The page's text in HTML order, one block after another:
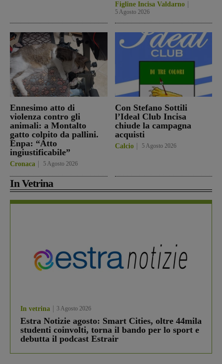
Figline Incisa Valdarno
5 Agosto 2026
Ennesimo atto di
violenza contro gli
animali: a Montalto
gatto colpito da pallini.
Enpa: “Atto
ingiustificabile”
Cronaca 5 Agosto 2026
Con Stefano Sottili
l’Ideal Club Incisa
chiude la campagna
acquisti
Calcio 5 Agosto 2026
In Vetrina
In vetrina 3 Agosto 2026
Estra Notizie agosto: Smart Cities, oltre 44mila
studenti coinvolti, torna il bando per lo sport e
debutta il podcast Estrair